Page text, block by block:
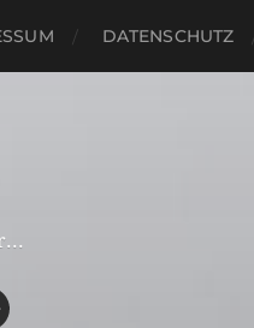
DATENSCHUTZ